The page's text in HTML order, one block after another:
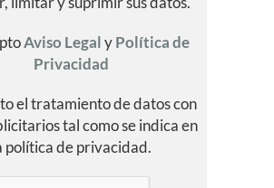
Aviso LegalyPolítica de
Privacidad
el tratamiento de datos con
tal como se indica en
política de privacidad.